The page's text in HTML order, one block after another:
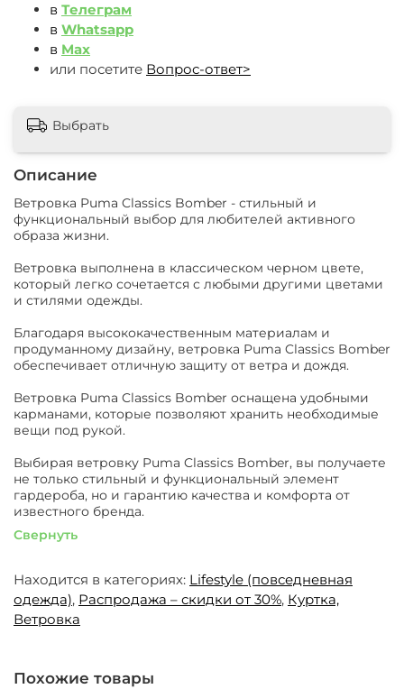
в Телеграм
в Whatsapp
в Max
или посетите Вопрос-ответ>
Описание
Ветровка Puma Classics Bomber - стильный и
функциональный выбор для любителей активного
образа жизни.
Ветровка выполнена в классическом черном цвете,
который легко сочетается с любыми другими цветами
и стилями одежды.
Благодаря высококачественным материалам и
продуманному дизайну, ветровка Puma Classics Bomber
обеспечивает отличную защиту от ветра и дождя.
Ветровка Puma Classics Bomber оснащена удобными
карманами, которые позволяют хранить необходимые
вещи под рукой.
Выбирая ветровку Puma Classics Bomber, вы получаете
не только стильный и функциональный элемент
гардероба, но и гарантию качества и комфорта от
известного бренда.
Свернуть
Находится в категориях: Lifestyle (повседневная
одежда), Распродажа – скидки от 30%, Куртка,
Ветровка
Выбрать
Похожие товары